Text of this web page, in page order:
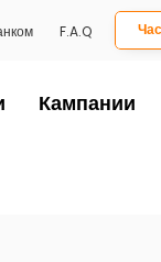
F.A.Q
Кампании